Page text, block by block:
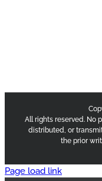
All rights reserved. No
distributed, or
the prior
Page load link